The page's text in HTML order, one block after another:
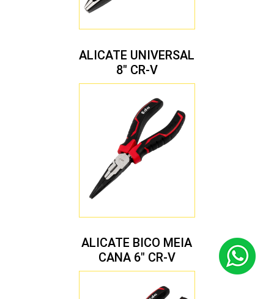
ALICATE UNIVERSAL
8″ CR-V
ALICATE BICO MEIA
CANA 6″ CR-V